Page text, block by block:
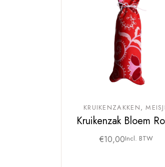
KRUIKENZAKKEN
Kruikenzak Bloem
€10,00Incl. BTW